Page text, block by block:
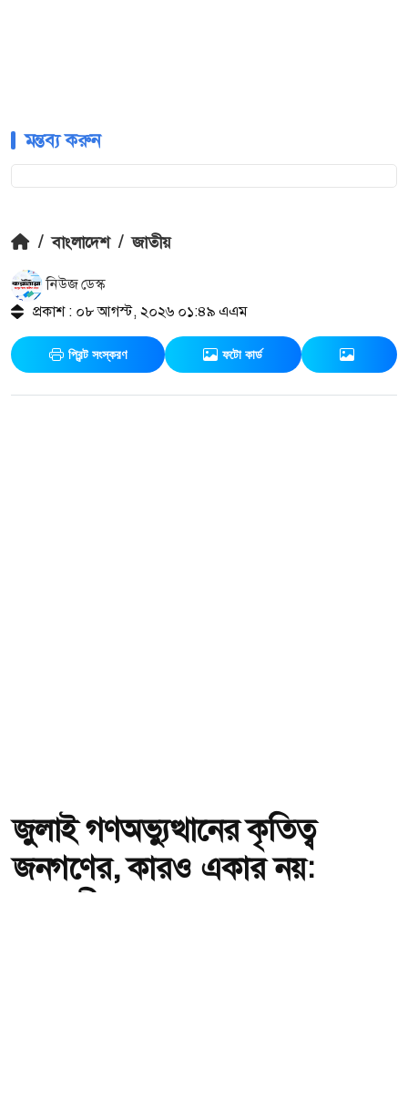
মন্তব্য করুন
/ বাংলাদেশ / জাতীয়
নিউজ ডেস্ক
প্রকাশ : ০৮ আগস্ট, ২০২৬ ০১:৪৯ এএম
প্রিন্ট সংস্করণ ফটো কার্ড
জুলাই গণঅভ্যুত্থানের কৃতিত্ব
জনগণের, কারও একার নয়: